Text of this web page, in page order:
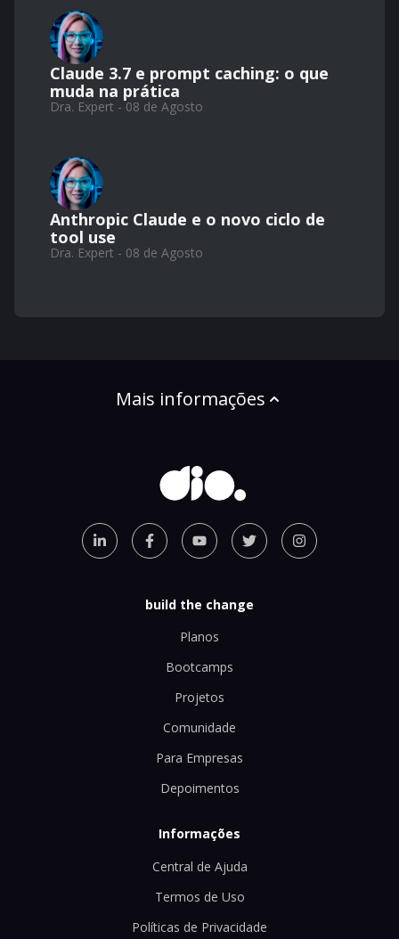
Claude 3.7 e prompt caching: o que
muda na prática
Dra. Expert - 08 de Agosto
Anthropic Claude e o novo ciclo de
tool use
Dra. Expert - 08 de Agosto
Mais informações
build the change
Planos
Bootcamps
Projetos
Comunidade
Para Empresas
Depoimentos
Informações
Central de Ajuda
Termos de Uso
Políticas de Privacidade